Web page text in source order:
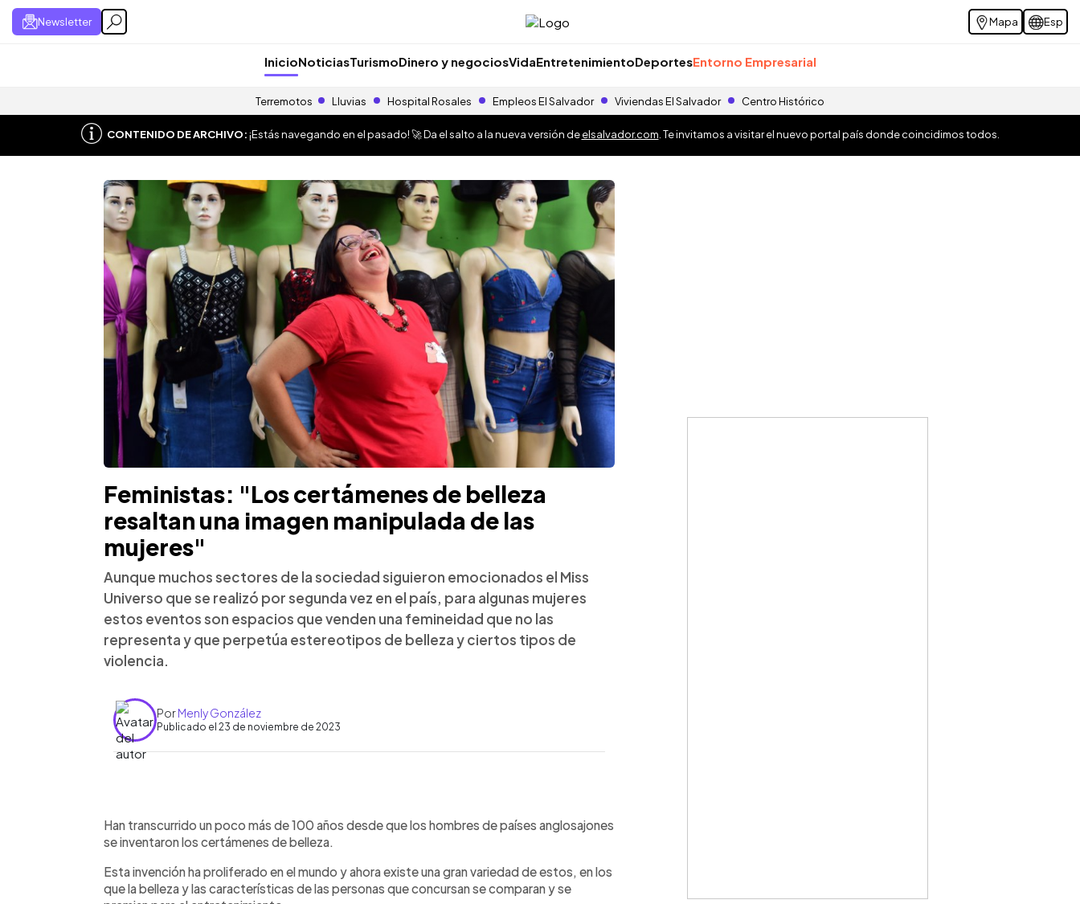
Newsletter Mapa Esp
InicioNoticiasTurismoDinero y negociosVidaEntretenimientoDeportesEntorno Empresarial
Terremotos Lluvias Hospital Rosales Empleos El Salvador Viviendas El Salvador Centro Histórico
CONTENIDO DE ARCHIVO:¡Estás navegando en el pasado! 🚀 Da el salto a la nueva versión deelsalvador.com . Te invitamos a visitar el nuevo portal país donde coincidimos todos.
Feministas: "Los certámenes de belleza
resaltan una imagen manipulada de las
mujeres"
Aunque muchos sectores de la sociedad siguieron emocionados el Miss
Universo que se realizó por segunda vez en el país, para algunas mujeres
estos eventos son espacios que venden una femineidad que no las
representa y que perpetúa estereotipos de belleza y ciertos tipos de
violencia.
PorMenly González
Publicado el 23 de noviembre de 2023
Escuchar artículo
Han transcurrido un poco más de 100 años desde que los hombres de países anglosajones
se inventaron los certámenes de belleza.
Esta invención ha proliferado en el mundo y ahora existe una gran variedad de estos, en los
que la belleza y las características de las personas que concursan se comparan y se